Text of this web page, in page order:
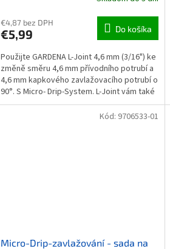
€4,87 bez DPH
€5,99 Do košíka
Použijte GARDENA L-Joint 4,6 mm (3/16") ke
změně směru 4,6 mm přívodního potrubí a
4,6 mm kapkového zavlažovacího potrubí o
90°. S Micro- Drip-System. L-Joint vám také
umožňuje...
Micro-Drip-zavlažování - sada na
Kód: 9706533-01